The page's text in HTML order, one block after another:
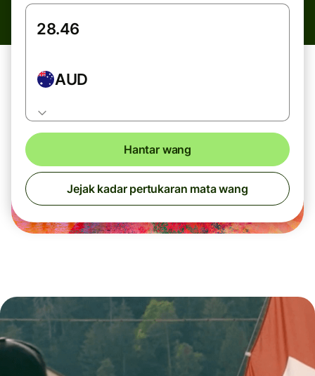
AUD
Hantar wang
Jejak kadar pertukaran mata wang